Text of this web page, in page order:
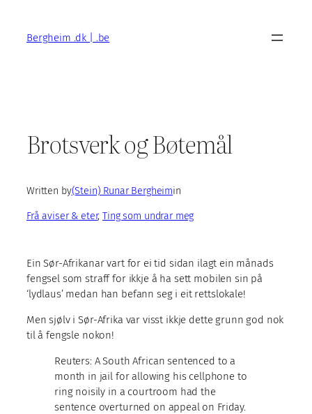
contentBergheim .dk | .be
Brotsverk og Bøtemål
Written by(Stein) Runar Bergheimin
Frå aviser & eter, Ting som undrar meg
Ein Sør-Afrikanar vart for ei tid sidan ilagt ein månads
fengsel som straff for ikkje å ha sett mobilen sin på
‘lydlaus’ medan han befann seg i eit rettslokale!
Men sjølv i Sør-Afrika var visst ikkje dette grunn god nok
til å fengsle nokon!
Reuters: A South African sentenced to a
month in jail for allowing his cellphone to
ring noisily in a courtroom had the
sentence overturned on appeal on Friday.